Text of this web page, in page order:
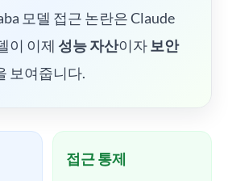
모델 접근 논란은 Claude
이 이제 성능 자산이자보안
보여줍니다.
접근 통제